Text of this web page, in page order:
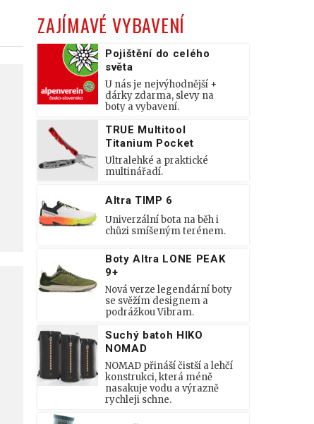
ZAJÍMAVÉ VYBAVENÍ
Pojištění do celého
světa
U nás je nejvýhodnější +
dárky zdarma, slevy na
boty a vybavení.
TRUE Multitool
Titanium Pocket
Ultralehké a praktické
multinářadí.
Altra TIMP 6
Univerzální bota na běh i
chůzi smíšeným terénem.
Boty Altra LONE PEAK
9+
Nová verze legendární boty
se svěžím designem a
podrážkou Vibram.
Suchý batoh HIKO
NOMAD
NOMAD přináší čistší a lehčí
konstrukci, která méně
nasakuje vodu a výrazně
rychleji schne.